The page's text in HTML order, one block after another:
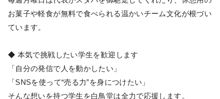
お菓子や軽食が無料で食べられる温かいチーム文化が根づい
ています。
◆ 本気で挑戦したい学生を歓迎します
「自分の発信で人を動かしたい」
「SNSを使って“売る力”を身につけたい」
そんな想いを持つ学生を白鳥堂は全力で応援します。